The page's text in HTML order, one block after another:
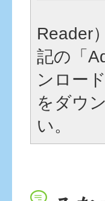
Reader
記の「
ンロー
をダウ
い。